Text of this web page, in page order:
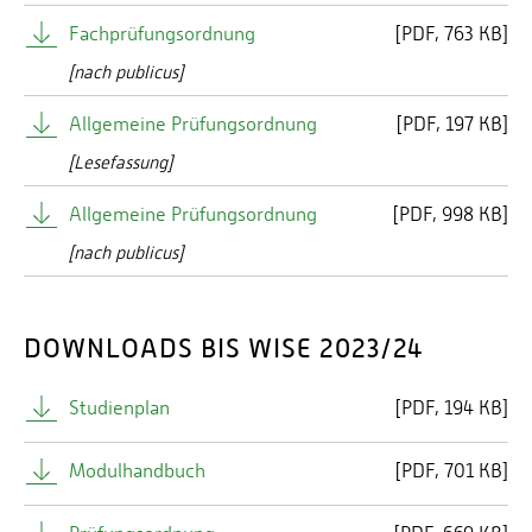
Fachprüfungsordnung [PDF 763 KB]
[nach publicus]
Allgemeine Prüfungsordnung [PDF 197 KB]
[Lesefassung]
Allgemeine Prüfungsordnung [PDF 998 KB]
[nach publicus]
DOWNLOADS BIS WISE 2023/24
Studienplan [PDF 194 KB]
Modulhandbuch [PDF 701 KB]